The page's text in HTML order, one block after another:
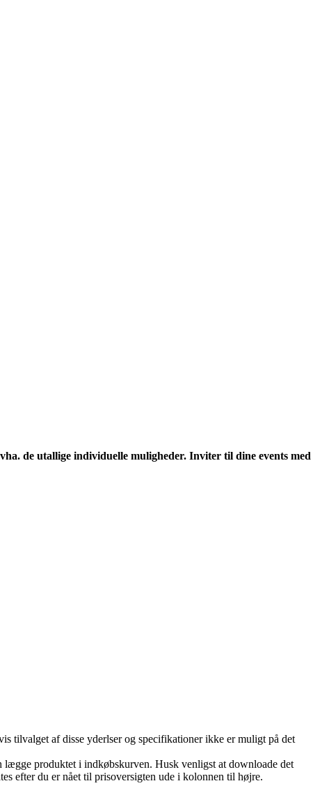
de utallige individuelle muligheder. Inviter til dine events med
tilvalget af disse yderlser og specifikationer ikke er muligt på det
produktet i indkøbskurven. Husk venligst at downloade det
efter du er nået til prisoversigten ude i kolonnen til højre.